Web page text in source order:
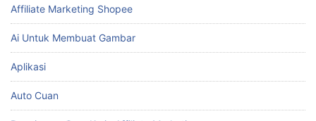
Affiliate Marketing Shopee
Ai Untuk Membuat Gambar
Aplikasi
Auto Cuan